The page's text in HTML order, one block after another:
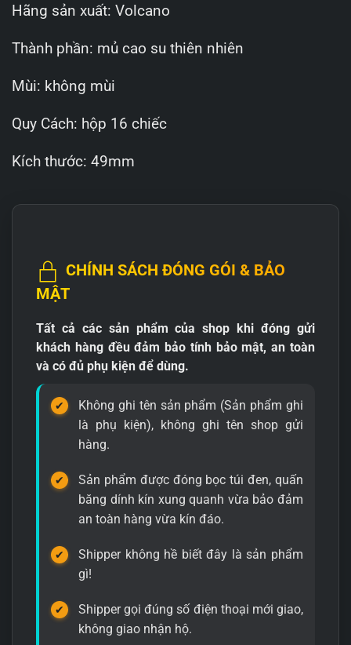
Hãng sản xuất: Volcano
Thành phần: mủ cao su thiên nhiên
Mùi: không mùi
Quy Cách: hộp 16 chiếc
Kích thước: 49mm
CHÍNH SÁCH ĐÓNG GÓI & BẢO
MẬT
Tất cả các sản phẩm của shop khi đóng gửi
khách hàng đều đảm bảo tính bảo mật, an toàn
và có đủ phụ kiện để dùng.
Không ghi tên sản phẩm (Sản phẩm ghi
là phụ kiện), không ghi tên shop gửi
hàng.
Sản phẩm được đóng bọc túi đen, quấn
băng dính kín xung quanh vừa bảo đảm
an toàn hàng vừa kín đáo.
Shipper không hề biết đây là sản phẩm
gì!
Shipper gọi đúng số điện thoại mới giao,
không giao nhận hộ.